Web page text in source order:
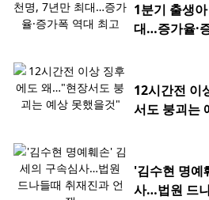
1분기 출생
대…증가율·
12시간전 이
서도 붕괴는
'김수현 명예
사…법원 드